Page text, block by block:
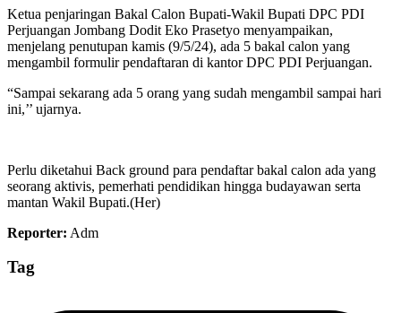
Ketua penjaringan Bakal Calon Bupati-Wakil Bupati DPC PDI
Perjuangan Jombang Dodit Eko Prasetyo menyampaikan,
menjelang penutupan kamis (9/5/24), ada 5 bakal calon yang
mengambil formulir pendaftaran di kantor DPC PDI Perjuangan.
“Sampai sekarang ada 5 orang yang sudah mengambil sampai hari
ini,’’ ujarnya.
Perlu diketahui Back ground para pendaftar bakal calon ada yang
seorang aktivis, pemerhati pendidikan hingga budayawan serta
mantan Wakil Bupati.(Her)
Reporter: Adm
Tag